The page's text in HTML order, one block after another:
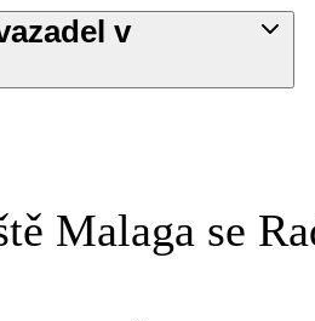
v
Malaga se